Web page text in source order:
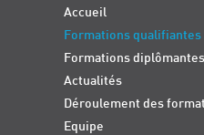
Accueil
Formations qualifiantes
Formations diplômantes
Actualités
Déroulement des
Equipe